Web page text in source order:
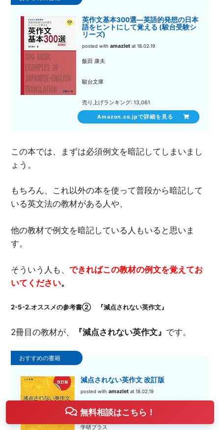
英作文基本300選―英語的発想の日本
語をヒントにして覚える (駿台受験シ
リーズ)
posted withamazlet at 18.02.19
飯田 康夫
駿台文庫
売り上げランキング: 13,061
Amazon.co.jpで詳細を見る
この本では、まずは必須例文を暗記してしまいまし
ょう。
もちろん、これ以外の本を使って普段から暗記して
いる英文法の教材がある人や、
他の教材で例文を暗記している人もいると思いま
す。
そういう人も、できればこの教材の例文を覚えてお
いてください。
2-5-2.オススメの参考書② 『減点されない英作文』
2冊目の教材が、 『減点されない英作文』 です。
減点されない英作文 改訂版
posted withamazlet at 18.02.19
河村 一誠
学研プラス
無料相談はこちら！